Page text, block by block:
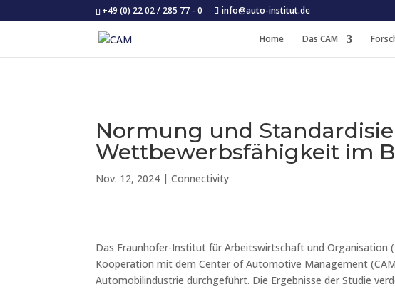
+49 (0) 22 02 / 285 77 - 0 info@auto-institut.de
Home Das CAM
Normung und
Wettbewerbsfähigkeit im
Nov. 12, 2024 |Connectivity
Das Fraunhofer-Institut für Arbeitswirtschaft und Organisation
Kooperation mit dem Center of Automotive Management
Automobilindustrie durchgeführt. Die Ergebnisse der Studie